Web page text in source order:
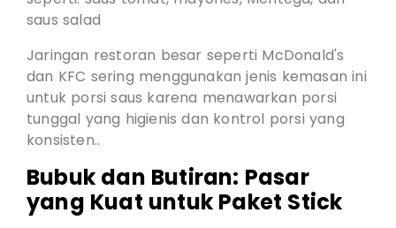
saus salad
Jaringan restoran besar seperti McDonald's
dan KFC sering menggunakan jenis kemasan ini
untuk porsi saus karena menawarkan porsi
tunggal yang higienis dan kontrol porsi yang
konsisten..
Bubuk dan Butiran: Pasar
yang Kuat untuk Paket Stick